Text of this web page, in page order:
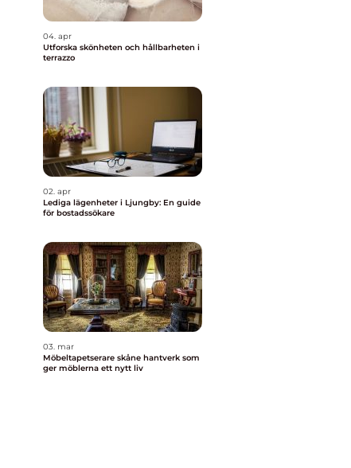
04. apr
Utforska skönheten och hållbarheten i
terrazzo
02. apr
Lediga lägenheter i Ljungby: En guide
för bostadssökare
03. mar
Möbeltapetserare skåne hantverk som
ger möblerna ett nytt liv